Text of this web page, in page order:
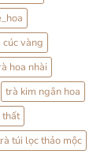
vàng
hoa nhài
trà kim ngân hoa
thất
túi lọc thảo mộc